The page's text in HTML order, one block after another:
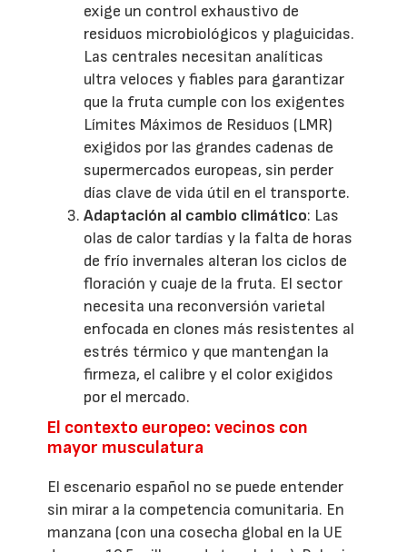
exige un control exhaustivo de
residuos microbiológicos y plaguicidas.
Las centrales necesitan analíticas
ultra veloces y fiables para garantizar
que la fruta cumple con los exigentes
Límites Máximos de Residuos (LMR)
exigidos por las grandes cadenas de
supermercados europeas, sin perder
días clave de vida útil en el transporte.
Adaptación al cambio climático: Las
olas de calor tardías y la falta de horas
de frío invernales alteran los ciclos de
floración y cuaje de la fruta. El sector
necesita una reconversión varietal
enfocada en clones más resistentes al
estrés térmico y que mantengan la
firmeza, el calibre y el color exigidos
por el mercado.
El contexto europeo: vecinos con
mayor musculatura
El escenario español no se puede entender
sin mirar a la competencia comunitaria. En
manzana (con una cosecha global en la UE